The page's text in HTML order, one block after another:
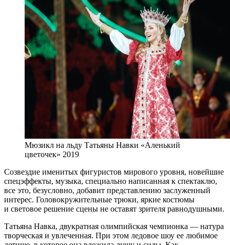
Мюзикл на льду Татьяны Навки «Аленький
цветочек» 2019
Созвездие именитых фигуристов мирового уровня, новейшие
спецэффекты, музыка, специально написанная к спектаклю,
все это, безусловно, добавит представлению заслуженный
интерес. Головокружительные трюки, яркие костюмы
и световое решение сцены не оставят зрителя равнодушными.
Татьяна Навка, двукратная олимпийская чемпионка — натура
творческая и увлеченная. При этом ледовое шоу ее любимое